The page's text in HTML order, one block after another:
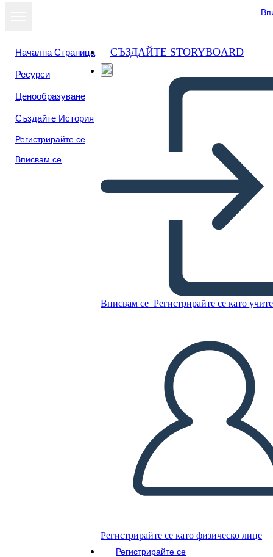
Начална Страница
Ресурси
Ценообразуване
Създайте История
Регистрирайте се
Вписвам се
СЪЗДАЙТЕ STORYBOARD
Вписвам се Регистрирайте се като
Регистрирайте се като физическо лице
Регистрирайте се
Копирайте този Storyboard
ПУСКАНЕ НА СЛАЙДШОУ
ЧЕТИ МИ
Преглед като
слайдшоу